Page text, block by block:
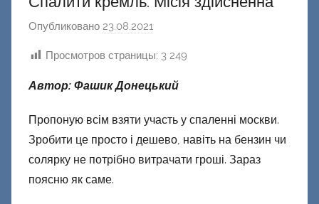
Опубликовано 23.08.2021
т
о
о
м
Ф
Просмотров страницы: 3 249
Автор: Фашик Донецький
Пропоную всім взяти участь у спаленні москви.
Зробити це просто і дешево, навіть на бензин чи
солярку не потрібно витрачати гроші. Зараз
поясню як саме.